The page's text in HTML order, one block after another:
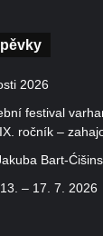
2026
festival
ročník –
Bart-
– 17. 7. 2026